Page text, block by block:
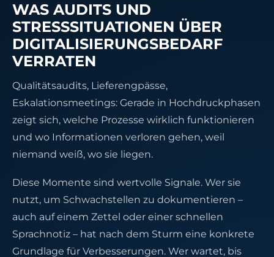
WAS AUDITS UND
STRESSSITUATIONEN ÜBER
DIGITALISIERUNGSBEDARF
VERRATEN
Qualitätsaudits, Lieferengpässe,
Eskalationsmeetings: Gerade in Hochdruckphasen
zeigt sich, welche Prozesse wirklich funktionieren
und wo Informationen verloren gehen, weil
niemand weiß, wo sie liegen.
Diese Momente sind wertvolle Signale. Wer sie
nutzt, um Schwachstellen zu dokumentieren –
auch auf einem Zettel oder einer schnellen
Sprachnotiz – hat nach dem Sturm eine konkrete
Grundlage für Verbesserungen. Wer wartet, bis